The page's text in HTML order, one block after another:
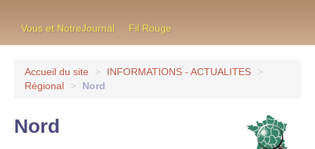
Vous et NotreJournal Fil Rouge
Accueil du site > INFORMATIONS - ACTUALITES
>
Régional
> Nord
Nord